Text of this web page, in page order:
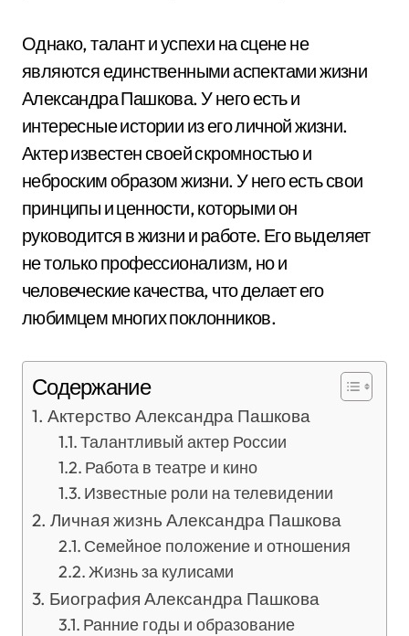
Однако, талант и успехи на сцене не
являются единственными аспектами жизни
Александра Пашкова. У него есть и
интересные истории из его личной жизни.
Актер известен своей скромностью и
неброским образом жизни. У него есть свои
принципы и ценности, которыми он
руководится в жизни и работе. Его выделяет
не только профессионализм, но и
человеческие качества, что делает его
любимцем многих поклонников.
Содержание
Актерство Александра Пашкова
Талантливый актер России
Работа в театре и кино
Известные роли на телевидении
Личная жизнь Александра Пашкова
Семейное положение и отношения
Жизнь за кулисами
Биография Александра Пашкова
Ранние годы и образование